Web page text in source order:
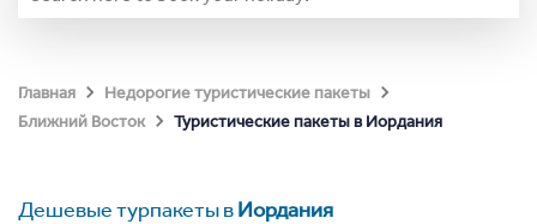
Главная
Недорогие туристические пакеты
Ближний Восток
Туристические пакеты в Иордания
Дешевые турпакеты вИордания